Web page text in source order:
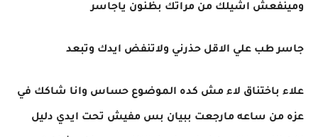
ومينفعش اشيلك من مراتك بظنون ياجاسر
جاسر طب علي الاقل حذرني ولاتنفض ايدك وتبعد
علاء باختناق لاء مش كده الموضوع حساس وانا شاكك في
عزه من ساعه مارجعت ببيان بس مفيش تحت ايدي دليل